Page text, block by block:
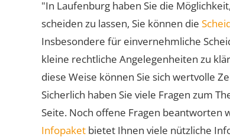
"In Laufenburg haben Sie die
scheiden zu lassen, Sie können die
Insbesondere für einvernehmliche
kleine rechtliche Angelegenheiten zu
diese Weise können Sie sich wertvolle
Sicherlich haben Sie viele Fragen zum
Seite. Noch offene Fragen beantworten
Infopaket bietet Ihnen viele nützliche